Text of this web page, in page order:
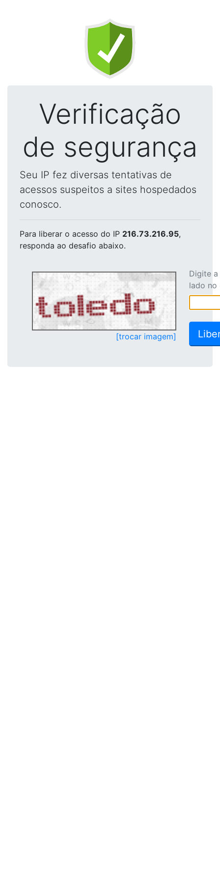
Verificação
de segurança
Seu IP fez diversas tentativas de
acessos suspeitos a sites hospedados
conosco.
Para liberar o acesso do IP 216.73.216.95,
responda ao desafio abaixo.
[trocar imagem]
Digite
lado no